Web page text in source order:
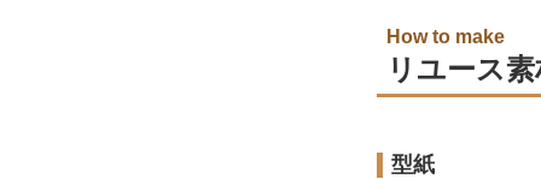
How to make
リユース
型紙